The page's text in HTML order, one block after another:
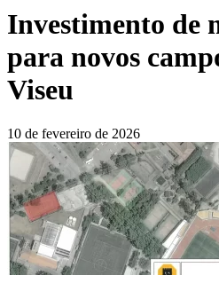
Investimento de
para novos
Viseu
10 de fevereiro de 2026